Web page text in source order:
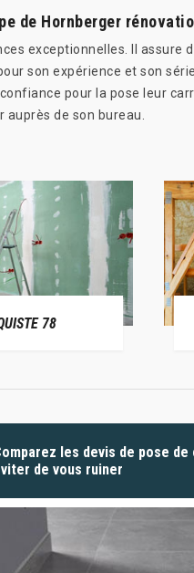
de Hornberger
exceptionnelles. Il assure
son expérience et son
pour la pose leur
de son bureau.
78
les devis de pose
de vous ruiner